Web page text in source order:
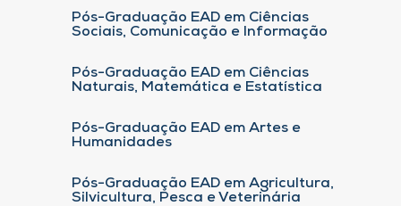
Pós-Graduação EAD em Ciências
Sociais, Comunicação e Informação
Pós-Graduação EAD em Ciências
Naturais, Matemática e Estatística
Pós-Graduação EAD em Artes e
Humanidades
Pós-Graduação EAD em Agricultura,
Silvicultura, Pesca e Veterinária